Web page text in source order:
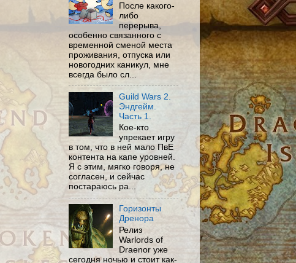
После какого-
либо
перерыва,
особенно связанного с
временной сменой места
проживания, отпуска или
новогодних каникул, мне
всегда было сл...
Guild Wars 2.
Эндгейм.
Часть 1.
Кое-кто
упрекает игру
в том, что в ней мало ПвЕ
контента на капе уровней.
Я с этим, мягко говоря, не
согласен, и сейчас
постараюсь ра...
Горизонты
Дренора
Релиз
Warlords of
Draenor уже
сегодня ночью и стоит как-